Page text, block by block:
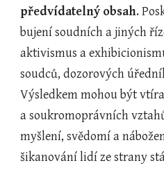
předvídatelný obsah.
bujení soudních a jiných
aktivismus a
soudců, dozorových
Výsledkem mohou být
a soukromoprávních
myšlení, svědomí a
šikanování lidí ze strany